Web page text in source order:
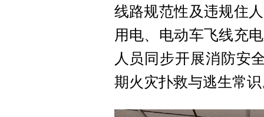
线路规范性及违规住
用电、电动车飞线充
人员同步开展消防安
期火灾扑救与逃生常